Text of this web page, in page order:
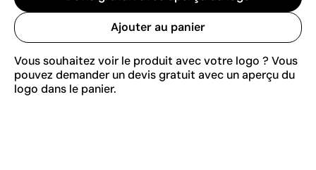
Ajouter au panier
Vous souhaitez voir le produit avec votre logo ? Vous
pouvez demander un devis gratuit avec un aperçu du
logo dans le panier.